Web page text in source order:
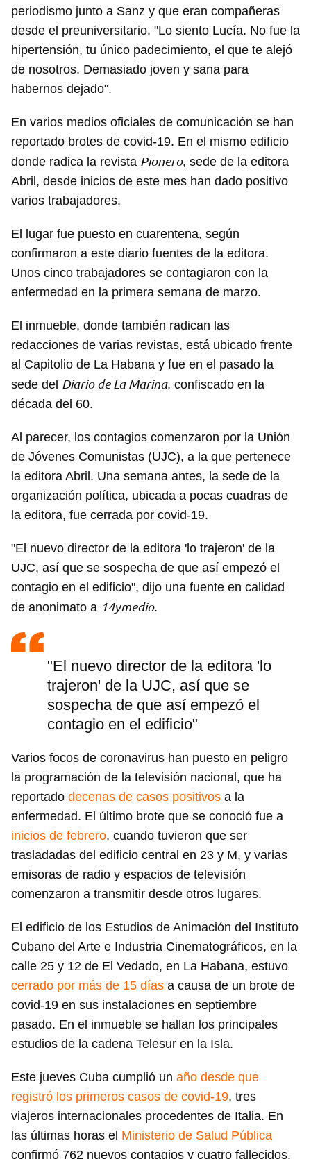
periodismo junto a Sanz y que eran compañeras
desde el preuniversitario. "Lo siento Lucía. No fue la
hipertensión, tu único padecimiento, el que te alejó
de nosotros. Demasiado joven y sana para
habernos dejado".
En varios medios oficiales de comunicación se han
reportado brotes de covid-19. En el mismo edificio
donde radica la revista Pionero, sede de la editora
Abril, desde inicios de este mes han dado positivo
varios trabajadores.
El lugar fue puesto en cuarentena, según
confirmaron a este diario fuentes de la editora.
Unos cinco trabajadores se contagiaron con la
enfermedad en la primera semana de marzo.
El inmueble, donde también radican las
redacciones de varias revistas, está ubicado frente
al Capitolio de La Habana y fue en el pasado la
sede del Diario de La Marina, confiscado en la
década del 60.
Al parecer, los contagios comenzaron por la Unión
de Jóvenes Comunistas (UJC), a la que pertenece
la editora Abril. Una semana antes, la sede de la
organización política, ubicada a pocas cuadras de
la editora, fue cerrada por covid-19.
"El nuevo director de la editora 'lo trajeron' de la
UJC, así que se sospecha de que así empezó el
contagio en el edificio", dijo una fuente en calidad
de anonimato a 14ymedio.
"El nuevo director de la editora 'lo
trajeron' de la UJC, así que se
sospecha de que así empezó el
contagio en el edificio"
Varios focos de coronavirus han puesto en peligro
la programación de la televisión nacional, que ha
reportado decenas de casos positivos a la
enfermedad. El último brote que se conoció fue a
inicios de febrero, cuando tuvieron que ser
trasladadas del edificio central en 23 y M, y varias
emisoras de radio y espacios de televisión
comenzaron a transmitir desde otros lugares.
El edificio de los Estudios de Animación del Instituto
Cubano del Arte e Industria Cinematográficos, en la
calle 25 y 12 de El Vedado, en La Habana, estuvo
cerrado por más de 15 días a causa de un brote de
covid-19 en sus instalaciones en septiembre
pasado. En el inmueble se hallan los principales
estudios de la cadena Telesur en la Isla.
Este jueves Cuba cumplió un año desde que
registró los primeros casos de covid-19, tres
viajeros internacionales procedentes de Italia. En
las últimas horas el Ministerio de Salud Pública
confirmó 762 nuevos contagios y cuatro fallecidos.